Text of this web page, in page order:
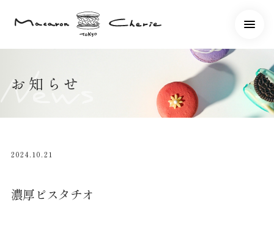
お知らせ
2024.10.21
濃厚ピスタチオ